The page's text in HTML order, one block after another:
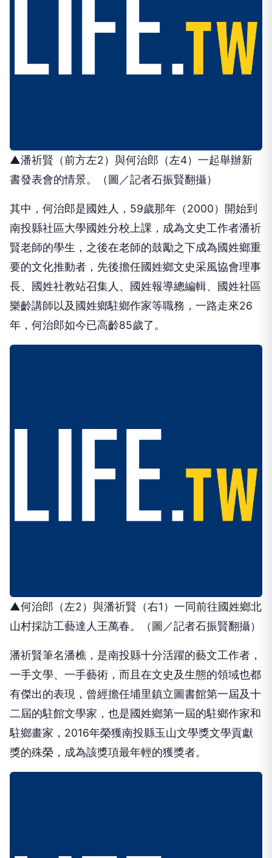
▲潘祈賢（前方左2）與何治郎（左4）一起舉辦新
書發表會的情景。（圖／記者石振賢翻攝）
其中，何治郎是國姓人，59歲那年（2000）開始到
南投縣社區大學國姓分校上課，成為文史工作者潘祈
賢老師的學生，之後在老師的鼓勵之下成為國姓鄉重
要的文化推動者，先後擔任國姓鄉文史采風協會理事
長、國姓社教站召集人、國姓報導總編輯、國姓社區
樂齡講師以及國姓鄉駐鄉作家等職務，一路走來26
年，何治郎如今已高齡85歲了。
▲何治郎（左2）與潘祈賢（右1）一同前往國姓鄉北
山村採訪工藝達人王萬春。（圖／記者石振賢翻攝）
潘祈賢筆名潘樵，是南投縣十分活躍的藝文工作者，
一手文學、一手藝術，而且在文史及生態的領域也都
有傑出的表現，曾經擔任埔里鎮立圖書館第一屆及十
二屆的駐館文學家，也是國姓鄉第一屆的駐鄉作家和
駐鄉畫家，2016年榮獲南投縣玉山文學獎文學貢獻
獎的殊榮，成為該獎項最年輕的獲獎者。